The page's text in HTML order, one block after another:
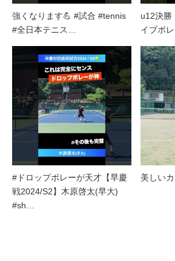
強くなります💪 #試合 #tennis
#全日本テニス…
u12決勝
イブボ
#ドロップボレーが天才【早慶
戦2024/S2】木原啓太(早大)
#sh…
美しい